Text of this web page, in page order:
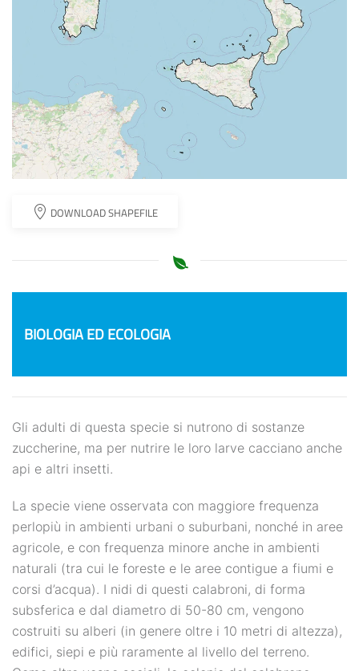
DOWNLOAD SHAPEFILE
BIOLOGIA ED ECOLOGIA
Gli adulti di questa specie si nutrono di sostanze
zuccherine, ma per nutrire le loro larve cacciano anche
api e altri insetti.
La specie viene osservata con maggiore frequenza
perlopiù in ambienti urbani o suburbani, nonché in aree
agricole, e con frequenza minore anche in ambienti
naturali (tra cui le foreste e le aree contigue a fiumi e
corsi d’acqua). I nidi di questi calabroni, di forma
subsferica e dal diametro di 50-80 cm, vengono
costruiti su alberi (in genere oltre i 10 metri di altezza),
edifici, siepi e più raramente al livello del terreno.